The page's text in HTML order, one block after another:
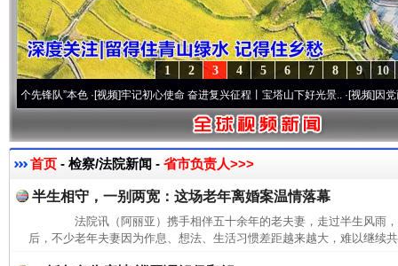
10
9
8
7
6
5
4
3
2
1
锋队”本色·[视频]牢记初心使命 奋进复兴征程丨宝塔山下好光景..·[视频]因党而生
首页 - 检察/法院新闻 - 省市负责人>>>
半生相守，一别两宽：这场老年离婚案温情落幕
法院讯（阿丽亚）携手相伴五十余年的老夫妻，走过半生风雨
后，不少老年夫妻因为作息、想法、生活习惯差距越来越大，难以继续